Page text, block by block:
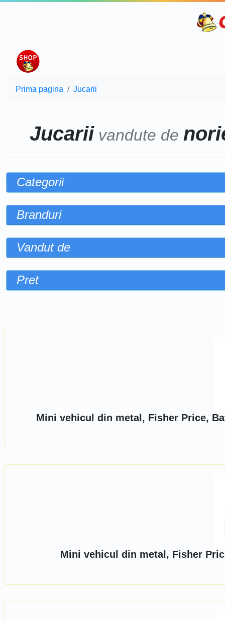
Prima pagina Jucarii
Jucariivandute de
Categorii
Branduri
Vandut de
Pret
Mini vehicul din metal, Fisher Price,
Mini vehicul din metal, Fisher